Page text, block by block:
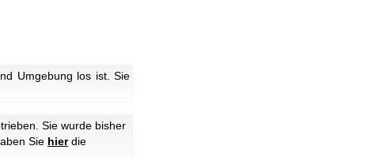
Umgebung los ist. Sie
Sie wurde bisher
Sie hierdie